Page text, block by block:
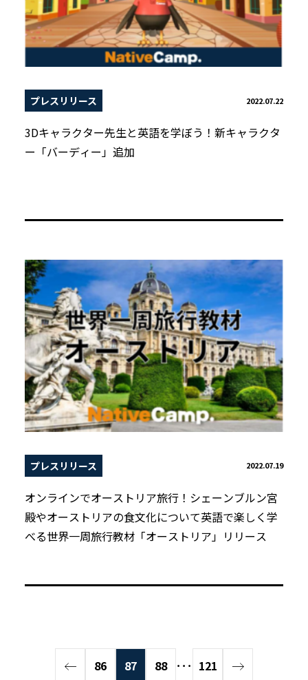
プレスリリース 2022.07.22
3Dキャラクター先生と英語を学ぼう！新キャラクタ
ー「バーディー」追加
プレスリリース 2022.07.19
オンラインでオーストリア旅行！シェーンブルン宮
殿やオーストリアの食文化について英語で楽しく学
べる世界一周旅行教材「オーストリア」リリース
86 87 88 ･･･ 121